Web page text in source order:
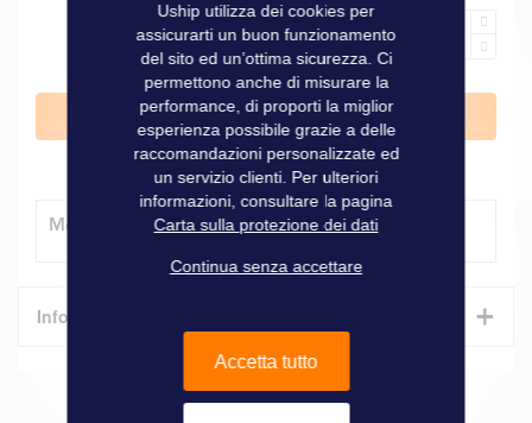
Aggiungi al Carrello
Modalità di consegna
Informazioni tecniche +
Caratteristiche
Uship utilizza dei cookies per
assicurarti un buon funzionamento
del sito ed un’ottima sicurezza. Ci
permettono anche di misurare la
performance, di proporti la miglior
esperienza possibile grazie a delle
raccomandazioni personalizzate ed
un servizio clienti. Per ulteriori
informazioni, consultare la pagina
Carta sulla protezione dei dati
Continua senza accettare
Accetta tutto